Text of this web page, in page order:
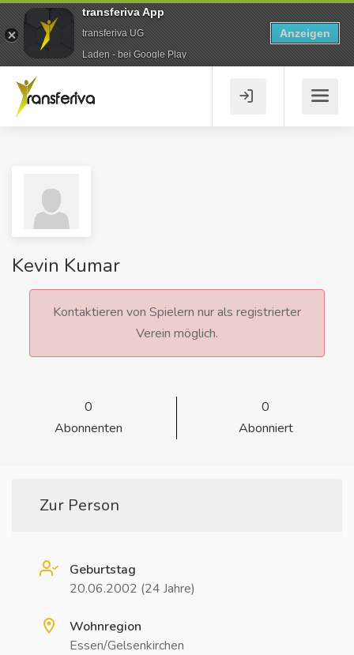
Kevin Kumar
Kontaktieren von Spielern nur als registrierter
Verein möglich.
0
Abonnenten
0
Abonniert
Zur Person
Geburtstag
20.06.2002 (24 Jahre)
Wohnregion
Essen/Gelsenkirchen
transferiva App
transferiva UG
Laden - bei Google Play
Anzeigen